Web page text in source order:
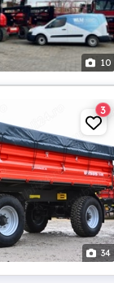
10
34
3